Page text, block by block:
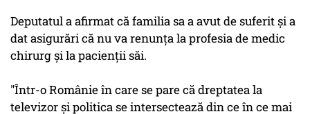
Deputatul a afirmat că familia sa a avut de suferit şi a
dat asigurări că nu va renunţa la profesia de medic
chirurg şi la pacienţii săi.
"Într-o Românie în care se pare că dreptatea la
televizor şi politica se intersectează din ce în ce mai